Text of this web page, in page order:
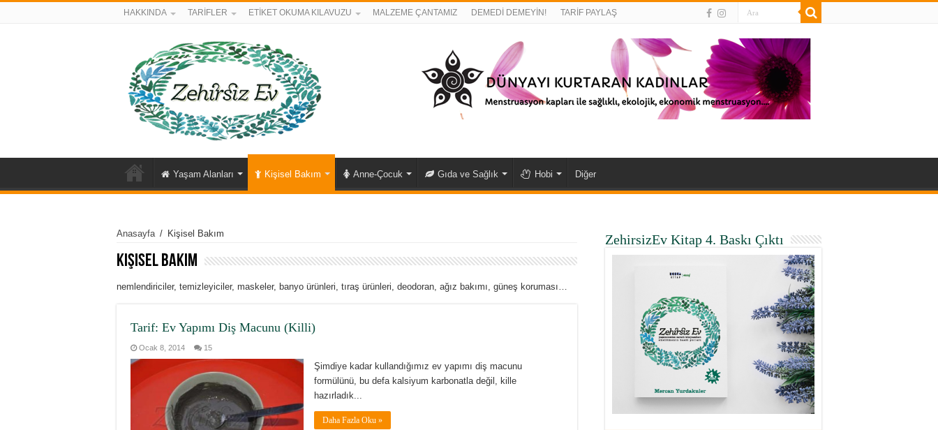
HAKKINDA TARİFLER ETİKET OKUMA KILAVUZU MALZEME ÇANTAMIZ DEMEDİ DEMEYİN! TARİF PAYLAŞ
Yaşam Alanları Kişisel Bakım Anne-Çocuk Gıda ve Sağlık Hobi Diğer
Anasayfa / Kişisel Bakım
Kişisel Bakım
nemlendiriciler, temizleyiciler, maskeler, banyo ürünleri, tıraş ürünleri, deodoran, ağız bakımı, güneş koruması…
Tarif: Ev Yapımı Diş Macunu (Killi)
Ocak 8, 2014 15
Şimdiye kadar kullandığımız ev yapımı diş macunu
formülünü, bu defa kalsiyum karbonatla değil, kille
hazırladık...
Daha Fazla Oku »
ZehirsizEv Kitap 4. Baskı Çıktı